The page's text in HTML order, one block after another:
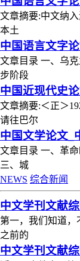
文章摘要:中文纳
本土
中国语言文字
文章目录 一、乌
步阶段
中国近现代史
文章摘要:＜正＞
请往巴尔
中国文学论文_
文章目录 一、革
三、城
NEWS 综合新闻
中文学刊文献
第一，我们知道，
之前的
中文学刊文献